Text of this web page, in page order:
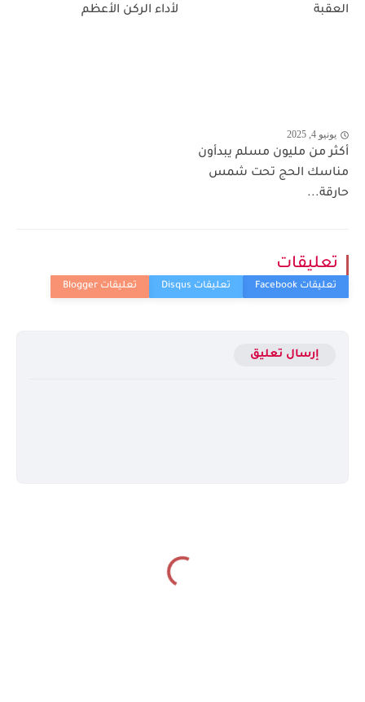
العقبة
لأداء الركن الأعظم
يونيو 4, 2025
أكثر من مليون مسلم يبدأون
مناسك الحج تحت شمس
حارقة...
تعليقات
إرسال تعليق